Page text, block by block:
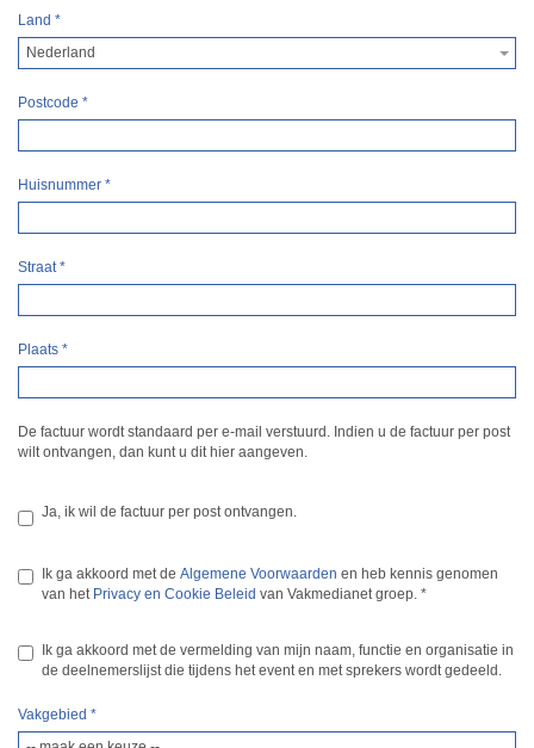
Land *
Nederland
Postcode *
Huisnummer *
Straat*
Plaats *
De factuur wordt standaard per e-mail verstuurd. Indien u de factuur per post
wilt ontvangen, dan kunt u dit hier aangeven.
Ja, ik wil de factuur per post ontvangen.
Ik ga akkoord met de Algemene Voorwaarden en heb kennis genomen
van het Privacy en Cookie Beleid van Vakmedianet groep. *
Ik ga akkoord met de vermelding van mijn naam, functie en organisatie in
de deelnemerslijst die tijdens het event en met sprekers wordt gedeeld.
Vakgebied *